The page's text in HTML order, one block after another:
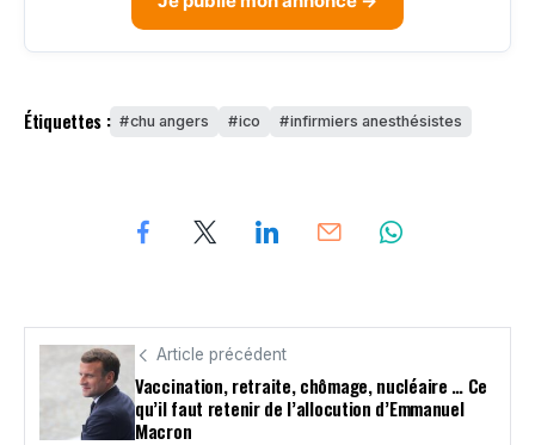
Étiquettes : chu angers ico infirmiers anesthésistes
Article précédent
Vaccination, retraite, chômage, nucléaire … Ce
qu’il faut retenir de l’allocution d’Emmanuel
Macron